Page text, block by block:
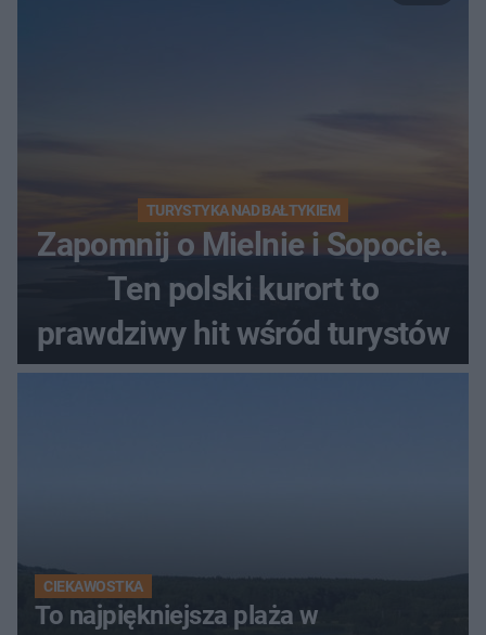
TURYSTYKA NAD BAŁTYKIEM
Zapomnij o Mielnie i Sopocie.
Ten polski kurort to
prawdziwy hit wśród turystów
CIEKAWOSTKA
To najpiękniejsza plaża w